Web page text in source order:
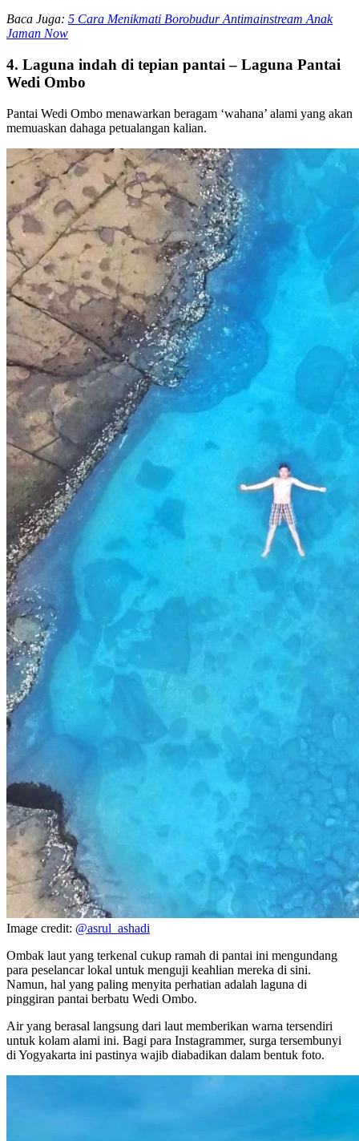
Baca Juga: 5 Cara Menikmati Borobudur Antimainstream Anak
Jaman Now
4. Laguna indah di tepian pantai – Laguna Pantai
Wedi Ombo
Pantai Wedi Ombo menawarkan beragam ‘wahana’ alami yang akan
memuaskan dahaga petualangan kalian.
Image credit: @asrul_ashadi
Ombak laut yang terkenal cukup ramah di pantai ini mengundang
para peselancar lokal untuk menguji keahlian mereka di sini.
Namun, hal yang paling menyita perhatian adalah laguna di
pinggiran pantai berbatu Wedi Ombo.
Air yang berasal langsung dari laut memberikan warna tersendiri
untuk kolam alami ini. Bagi para Instagrammer, surga tersembunyi
di Yogyakarta ini pastinya wajib diabadikan dalam bentuk foto.